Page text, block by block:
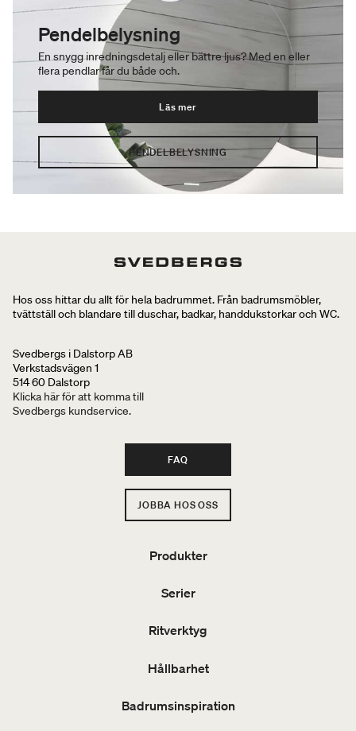
Pendelbelysning
En snygg inredningsdetalj eller bättre ljus? Med en eller
flera pendlar får du både och.
Läs mer
PENDELBELYSNING
Hos oss hittar du allt för hela badrummet. Från badrumsmöbler,
tvättställ och blandare till duschar, badkar, handdukstorkar och WC.
Svedbergs i Dalstorp AB
Verkstadsvägen 1
514 60 Dalstorp
Klicka här för att komma till
Svedbergs kundservice.
FAQ
JOBBA HOS OSS
Produkter
Serier
Ritverktyg
Hållbarhet
Badrumsinspiration